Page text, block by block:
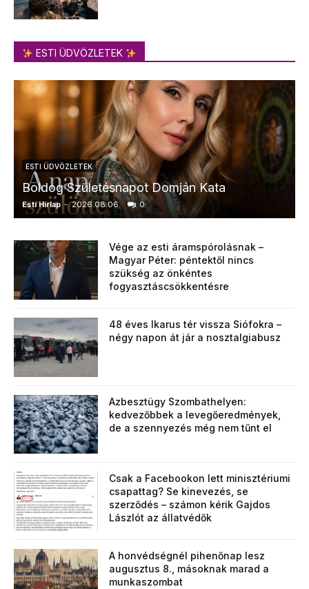
ESTI ÜDVÖZLETEK
ESTI ÜDVÖZLETEK
Boldog Születésnapot Domján Kata
Esti Hírlap - 2026.08.06. 0
Vége az esti áramspórolásnak –
Magyar Péter: péntektől nincs
szükség az önkéntes
fogyasztáscsökkentésre
48 éves Ikarus tér vissza Siófokra –
négy napon át jár a nosztalgiabusz
Azbesztügy Szombathelyen:
kedvezőbbek a levegőeredmények,
de a szennyezés még nem tűnt el
Csak a Facebookon lett minisztériumi
csapattag? Se kinevezés, se
szerződés – számon kérik Gajdos
Lászlót az állatvédők
A honvédségnél pihenőnap lesz
augusztus 8., másoknak marad a
munkaszombat